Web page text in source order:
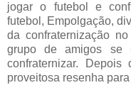
jogar o futebol e
futebol, Empolgação,
da confraternização
grupo de amigos
confraternizar.
proveitosa resenha